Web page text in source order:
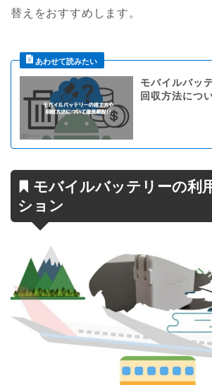
替えをおすすめします。
モバイルバッ
回収方法につ
モバイルバッテリーの利
ション